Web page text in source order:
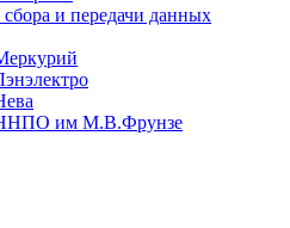
сбора и передачи данных
им М.В.Фрунзе